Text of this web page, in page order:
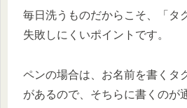
毎日洗うものだからこそ、「タ
失敗しにくいポイントです。
ペンの場合は、お名前を書くタ
があるので、そちらに書くのが